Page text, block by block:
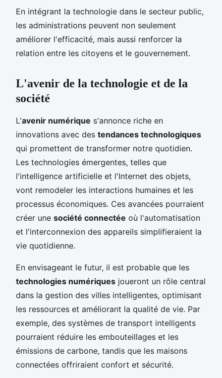
En intégrant la technologie dans le secteur public,
les administrations peuvent non seulement
améliorer l'efficacité, mais aussi renforcer la
relation entre les citoyens et le gouvernement.
L'avenir de la technologie et de la
société
L'avenir numérique s'annonce riche en
innovations avec des tendances technologiques
qui promettent de transformer notre quotidien.
Les technologies émergentes, telles que
l'intelligence artificielle et l'Internet des objets,
vont remodeler les interactions humaines et les
processus économiques. Ces avancées pourraient
créer une société connectée où l'automatisation
et l'interconnexion des appareils simplifieraient la
vie quotidienne.
En envisageant le futur, il est probable que les
technologies numériques joueront un rôle central
dans la gestion des villes intelligentes, optimisant
les ressources et améliorant la qualité de vie. Par
exemple, des systèmes de transport intelligents
pourraient réduire les embouteillages et les
émissions de carbone, tandis que les maisons
connectées offriraient confort et sécurité.